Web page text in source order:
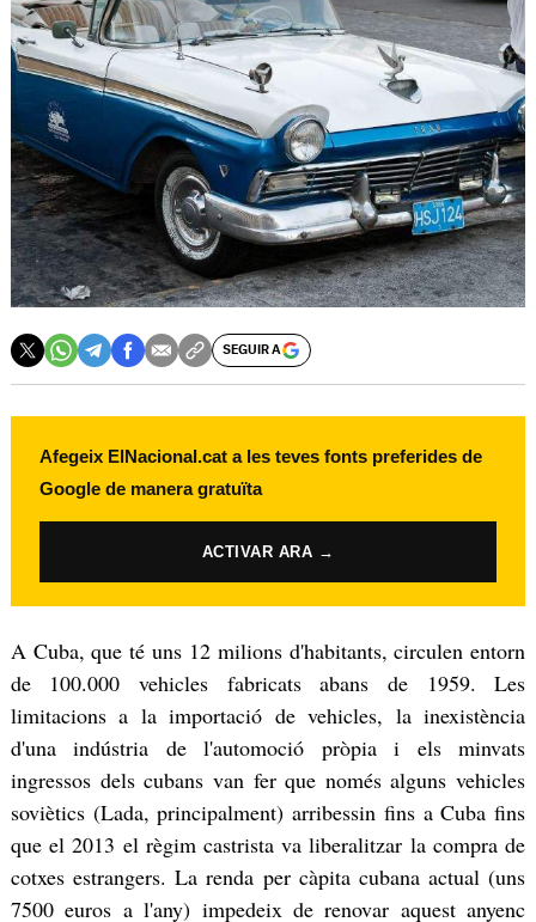
SEGUIR A
Afegeix ElNacional.cat a les teves fonts preferides de
Google de manera gratuïta
ACTIVAR ARA →
A Cuba, que té uns 12 milions d'habitants, circulen entorn
de 100.000 vehicles fabricats abans de 1959. Les
limitacions a la importació de vehicles, la inexistència
d'una indústria de l'automoció pròpia i els minvats
ingressos dels cubans van fer que només alguns vehicles
soviètics (Lada, principalment) arribessin fins a Cuba fins
que el 2013 el règim castrista va liberalitzar la compra de
cotxes estrangers. La renda per càpita cubana actual (uns
7500 euros a l'any) impedeix de renovar aquest anyenc